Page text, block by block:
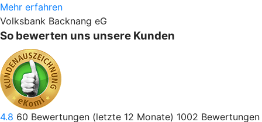
Mehr erfahren
Volksbank Backnang eG
So bewerten uns unsere Kunden
4.8 60 Bewertungen (letzte 12 Monate) 1002 Bewertungen